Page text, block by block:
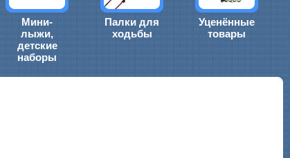
Мини-
лыжи,
детские
наборы
Палки для
ходьбы
Уценённые
товары